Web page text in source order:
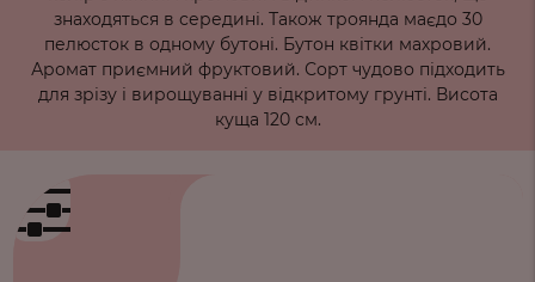
знаходяться в середині. Також троянда маєдо 30
пелюсток в одному бутоні. Бутон квітки махровий.
Аромат приємний фруктовий. Сорт чудово підходить
для зрізу і вирощуванні у відкритому грунті. Висота
куща 120 см.